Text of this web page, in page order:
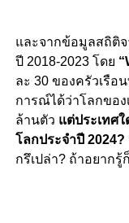
และจากข้อมูลสถิติ
ปี 2018-2023 โดย
ละ 30 ของครัวเรื
การณ์ได้ว่าโลกของ
ล้านตัว แต่ประเทศ
โลกประจำปี 2024?
กรึเปล่า? ถ้าอยากรู้